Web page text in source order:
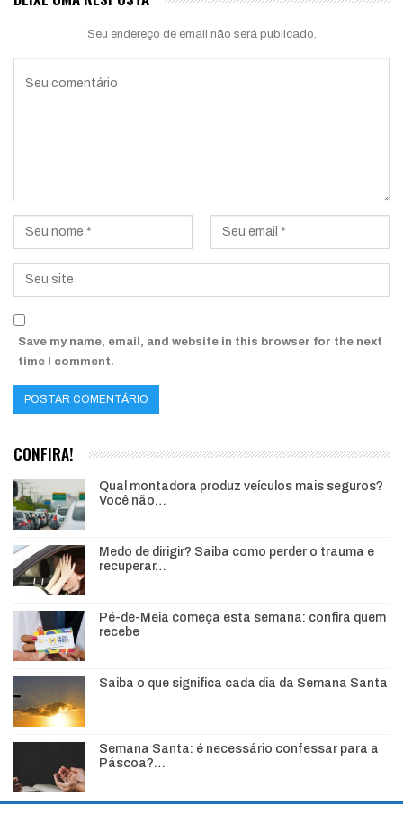
Seu endereço de email não será publicado.
Save my name, email, and website in this browser for the next
time I comment.
CONFIRA!
Qual montadora produz veículos mais seguros?
Você não…
Medo de dirigir? Saiba como perder o trauma e
recuperar…
Pé-de-Meia começa esta semana: confira quem
recebe
Saiba o que significa cada dia da Semana Santa
Semana Santa: é necessário confessar para a
Páscoa?…